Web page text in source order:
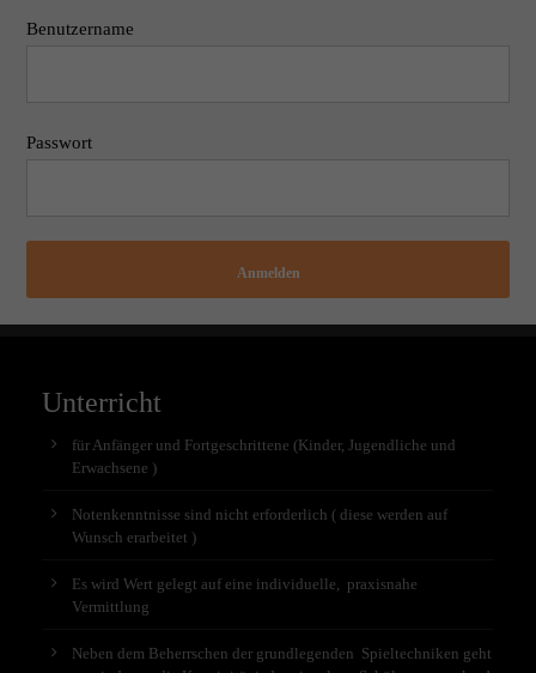
Benutzername
Passwort
Anmelden
Unterricht
für Anfänger und Fortgeschrittene (Kinder, Jugendliche und
Erwachsene )
Notenkenntnisse sind nicht erforderlich ( diese werden auf
Wunsch erarbeitet )
Es wird Wert gelegt auf eine individuelle, praxisnahe
Vermittlung
Neben dem Beherrschen der grundlegenden Spieltechniken geht